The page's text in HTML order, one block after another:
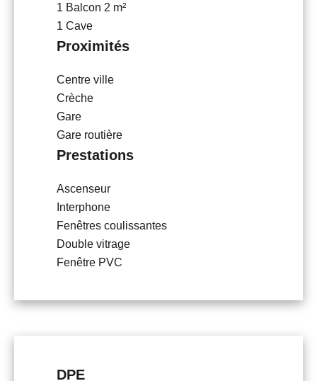
1 Balcon 2 m²
1 Cave
Proximités
Centre ville
Crèche
Gare
Gare routière
Prestations
Ascenseur
Interphone
Fenêtres coulissantes
Double vitrage
Fenêtre PVC
DPE